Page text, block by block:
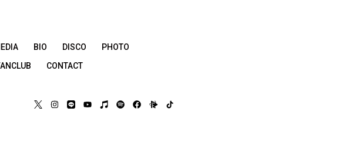
BIO DISCO
PHOTO
CONTACT